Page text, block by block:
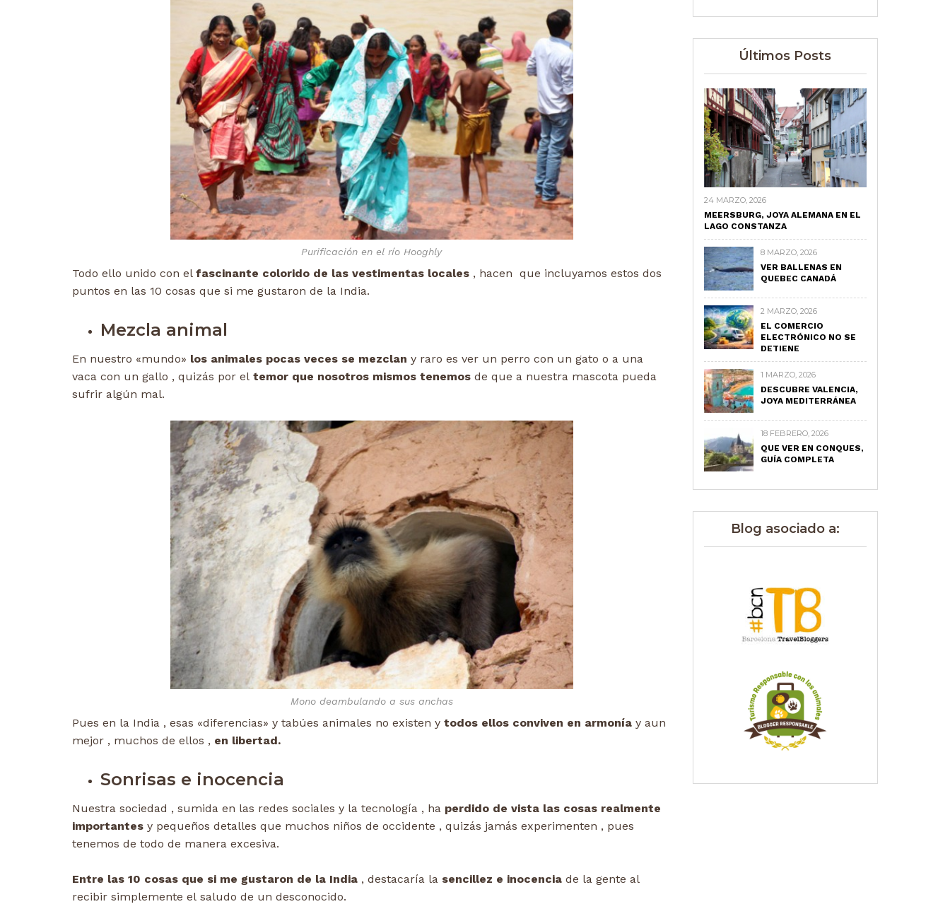
Purificación en el río Hooghly
Todo ello unido con el fascinante colorido de las vestimentas locales , hacen que incluyamos estos dos
puntos en las 10 cosas que si me gustaron de la India.
Mezcla animal
En nuestro «mundo» los animales pocas veces se mezclan y raro es ver un perro con un gato o a una
vaca con un gallo , quizás por el temor que nosotros mismos tenemos de que a nuestra mascota pueda
sufrir algún mal.
Mono deambulando a sus anchas
Pues en la India , esas «diferencias» y tabúes animales no existen y todos ellos conviven en armonía y aun
mejor , muchos de ellos , en libertad.
Sonrisas e inocencia
Nuestra sociedad , sumida en las redes sociales y la tecnología , ha perdido de vista las cosas realmente
importantes y pequeños detalles que muchos niños de occidente , quizás jamás experimenten , pues
tenemos de todo de manera excesiva.
Entre las 10 cosas que si me gustaron de la India , destacaría la sencillez e inocencia de la gente al
recibir simplemente el saludo de un desconocido.
Últimos Posts
24 MARZO, 2026
MEERSBURG, JOYA ALEMANA EN EL
LAGO CONSTANZA
8 MARZO, 2026
VER BALLENAS EN
QUEBEC CANADÁ
2 MARZO, 2026
EL COMERCIO
ELECTRÓNICO NO SE
DETIENE
1 MARZO, 2026
DESCUBRE VALENCIA,
JOYA MEDITERRÁNEA
18 FEBRERO, 2026
QUE VER EN CONQUES,
GUÍA COMPLETA
Blog asociado a: